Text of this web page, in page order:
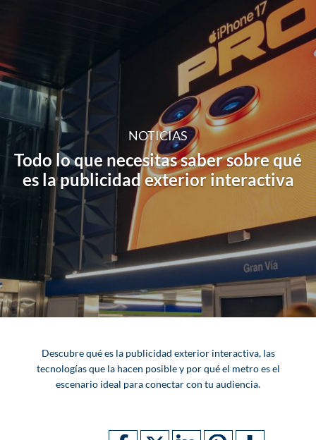
NOTICIAS
Todo lo que necesitas saber sobre qué
es la publicidad exterior interactiva
Descubre qué es la publicidad exterior interactiva, las
tecnologías que la hacen posible y por qué el metro es el
escenario ideal para conectar con tu audiencia.